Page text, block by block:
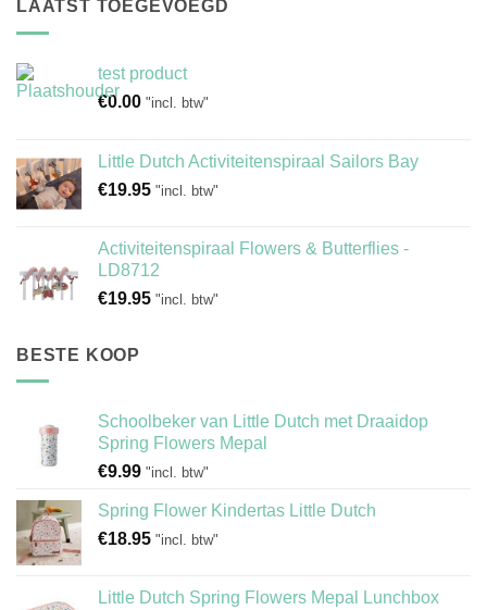
LAATST TOEGEVOEGD
test product
€0.00 "incl. btw"
Little Dutch Activiteitenspiraal Sailors Bay
€19.95 "incl. btw"
Activiteitenspiraal Flowers & Butterflies -
LD8712
€19.95 "incl. btw"
BESTE KOOP
Schoolbeker van Little Dutch met Draaidop
Spring Flowers Mepal
€9.99 "incl. btw"
Spring Flower Kindertas Little Dutch
€18.95 "incl. btw"
Little Dutch Spring Flowers Mepal Lunchbox